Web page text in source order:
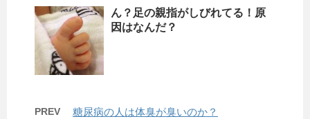
ん？足の親指がしびれてる！原
因はなんだ？
PREV 糖尿病の人は体臭が臭いのか？